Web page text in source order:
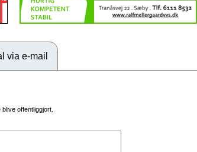
via e-mail
offentliggjort.